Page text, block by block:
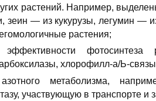
растений. Например,
— из кукурузы, легумин —
растения;
эффективности
хлорофилл-а/Ь-
метаболизма,
участвующую в транспорте и